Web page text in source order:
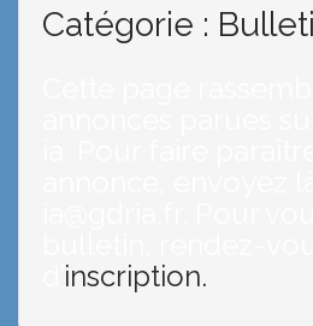
Catégorie :
inscription.